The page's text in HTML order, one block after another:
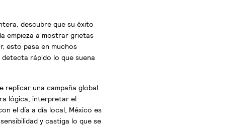
descubre que su éxito
empieza a mostrar grietas
esto pasa en muchos
rápido lo que suena
replicar una campaña global
lógica, interpretar el
el día a día local, México es
y castiga lo que se